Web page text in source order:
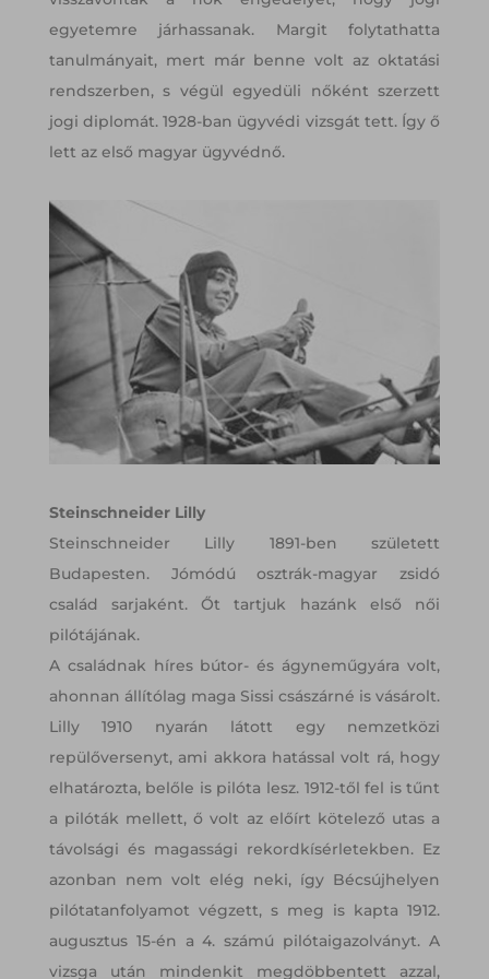
egyetemre járhassanak. Margit folytathatta
tanulmányait, mert már benne volt az oktatási
rendszerben, s végül egyedüli nőként szerzett
jogi diplomát. 1928-ban ügyvédi vizsgát tett. Így ő
lett az első magyar ügyvédnő.
Steinschneider Lilly
Steinschneider Lilly 1891-ben született
Budapesten. Jómódú osztrák-magyar zsidó
család sarjaként. Őt tartjuk hazánk első női
pilótájának.
A családnak híres bútor- és ágyneműgyára volt,
ahonnan állítólag maga Sissi császárné is vásárolt.
Lilly 1910 nyarán látott egy nemzetközi
repülőversenyt, ami akkora hatással volt rá, hogy
elhatározta, belőle is pilóta lesz. 1912-től fel is tűnt
a pilóták mellett, ő volt az előírt kötelező utas a
távolsági és magassági rekordkísérletekben. Ez
azonban nem volt elég neki, így Bécsújhelyen
pilótatanfolyamot végzett, s meg is kapta 1912.
augusztus 15-én a 4. számú pilótaigazolványt. A
vizsga után mindenkit megdöbbentett azzal,